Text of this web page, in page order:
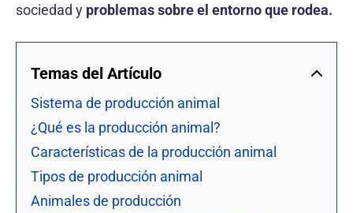
sociedad y problemas sobre el entorno que rodea.
Temas del Artículo
Sistema de producción animal
¿Qué es la producción animal?
Características de la producción animal
Tipos de producción animal
Animales de producción